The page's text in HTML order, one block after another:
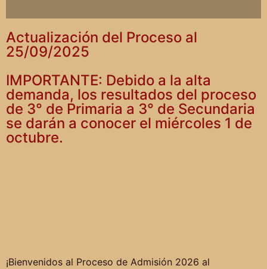
Actualización del Proceso al
25/09/2025
IMPORTANTE: Debido a la alta
demanda, los resultados del proceso
de 3° de Primaria a 3° de Secundaria
se darán a conocer el miércoles 1 de
octubre.
¡Bienvenidos al Proceso de Admisión 2026 al